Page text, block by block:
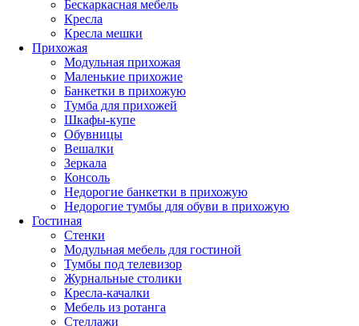
Бескаркасная мебель
Кресла
Кресла мешки
Прихожая
Модульная прихожая
Маленькие прихожие
Банкетки в прихожую
Тумба для прихожей
Шкафы-купе
Обувницы
Вешалки
Зеркала
Консоль
Недорогие банкетки в прихожую
Недорогие тумбы для обуви в прихожую
Гостиная
Стенки
Модульная мебель для гостиной
Тумбы под телевизор
Журнальные столики
Кресла-качалки
Мебель из ротанга
Стеллажи